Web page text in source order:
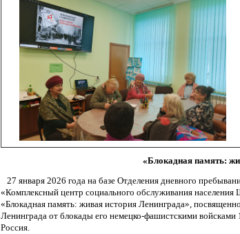
«Блокадная память:
27 января 2026 года на базе Отделения дневного
«Комплексный центр социального обслуживания
«Блокадная память: живая история Ленинграда»,
Ленинграда от блокады его немецко-фашистскими
Россия.